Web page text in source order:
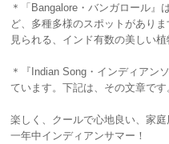
＊「Bangalore・バンガロール
ど、多種多様のスポットがあり
見られる、インド有数の美しい
＊『Indian Song・インディアン
ています。下記は、その文章です
楽しく、クールで心地良い、家
一年中インディアンサマー！